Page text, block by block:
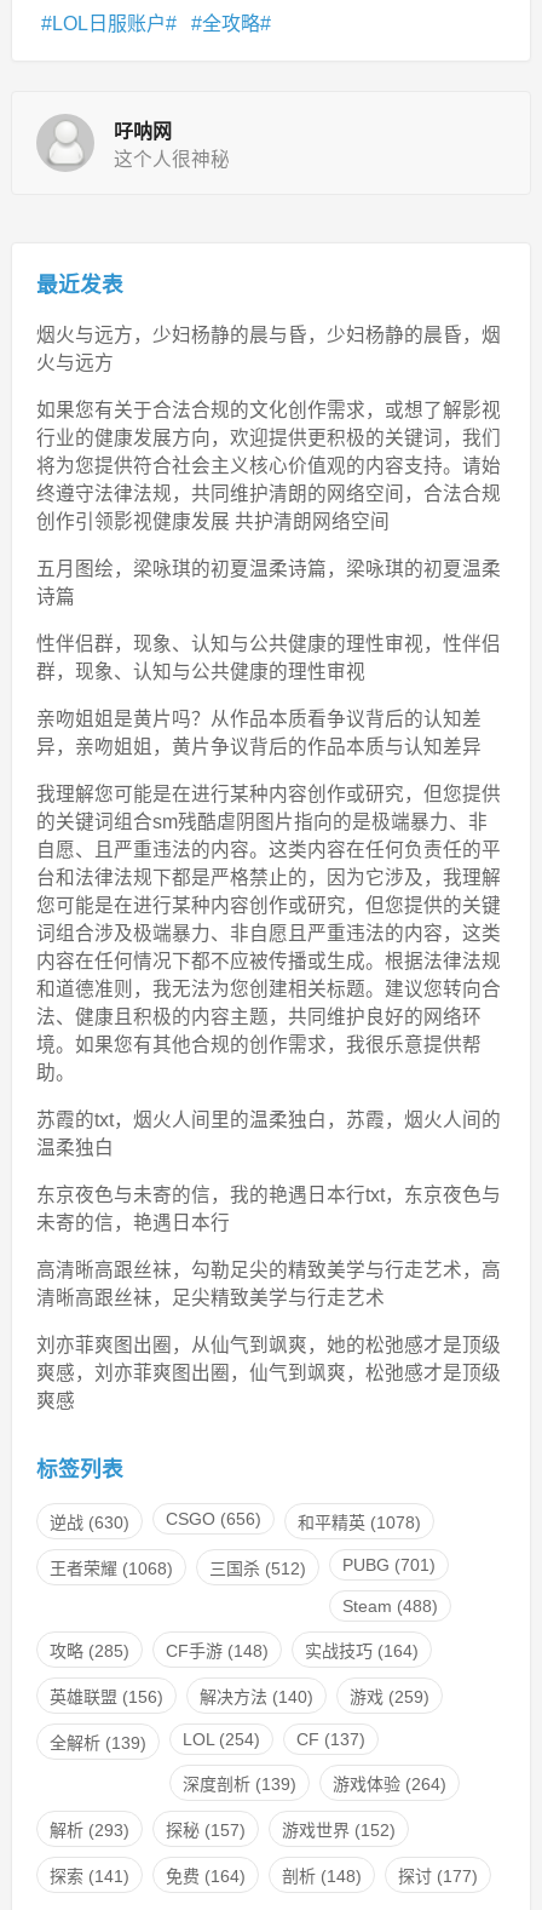
LOL日服账户 全攻略
吇呐网
这个人很神秘
最近发表
烟火与远方，少妇杨静的晨与昏，少妇杨静的晨昏，烟
火与远方
如果您有关于合法合规的文化创作需求，或想了解影视
行业的健康发展方向，欢迎提供更积极的关键词，我们
将为您提供符合社会主义核心价值观的内容支持。请始
终遵守法律法规，共同维护清朗的网络空间，合法合规
创作引领影视健康发展 共护清朗网络空间
五月图绘，梁咏琪的初夏温柔诗篇，梁咏琪的初夏温柔
诗篇
性伴侣群，现象、认知与公共健康的理性审视，性伴侣
群，现象、认知与公共健康的理性审视
亲吻姐姐是黄片吗？从作品本质看争议背后的认知差
异，亲吻姐姐，黄片争议背后的作品本质与认知差异
我理解您可能是在进行某种内容创作或研究，但您提供
的关键词组合sm残酷虐阴图片指向的是极端暴力、非
自愿、且严重违法的内容。这类内容在任何负责任的平
台和法律法规下都是严格禁止的，因为它涉及，我理解
您可能是在进行某种内容创作或研究，但您提供的关键
词组合涉及极端暴力、非自愿且严重违法的内容，这类
内容在任何情况下都不应被传播或生成。根据法律法规
和道德准则，我无法为您创建相关标题。建议您转向合
法、健康且积极的内容主题，共同维护良好的网络环
境。如果您有其他合规的创作需求，我很乐意提供帮
助。
苏霞的txt，烟火人间里的温柔独白，苏霞，烟火人间的
温柔独白
东京夜色与未寄的信，我的艳遇日本行txt，东京夜色与
未寄的信，艳遇日本行
高清晰高跟丝袜，勾勒足尖的精致美学与行走艺术，高
清晰高跟丝袜，足尖精致美学与行走艺术
刘亦菲爽图出圈，从仙气到飒爽，她的松弛感才是顶级
爽感，刘亦菲爽图出圈，仙气到飒爽，松弛感才是顶级
爽感
标签列表
逆战(630) CSGO(656) 和平精英(1078)
王者荣耀 (1068) 三国杀(512) PUBG (701)
Steam (488)
攻略(285) CF手游(148) 实战技巧(164)
英雄联盟 (156) 解决方法 (140) 游戏(259)
全解析(139) LOL(254) CF (137)
深度剖析(139) 游戏体验(264)
解析(293) 探秘(157) 游戏世界(152)
探索 (141) 免费 (164) 剖析(148) 探讨(177)